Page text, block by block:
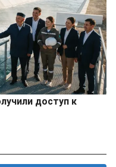
доступ к